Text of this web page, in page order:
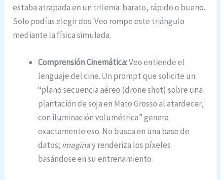
estaba atrapada en un trilema: barato, rápido o bueno.
Solo podías elegir dos. Veo rompe este triángulo
mediante la física simulada.
Comprensión Cinemática:Veo entiende el
lenguaje del cine. Un prompt que solicite un
“plano secuencia aéreo (drone shot) sobre una
plantación de soja en Mato Grosso al atardecer,
con iluminación volumétrica” genera
exactamente eso. No busca en una base de
datos; imaginay renderiza los píxeles
basándose en su entrenamiento.